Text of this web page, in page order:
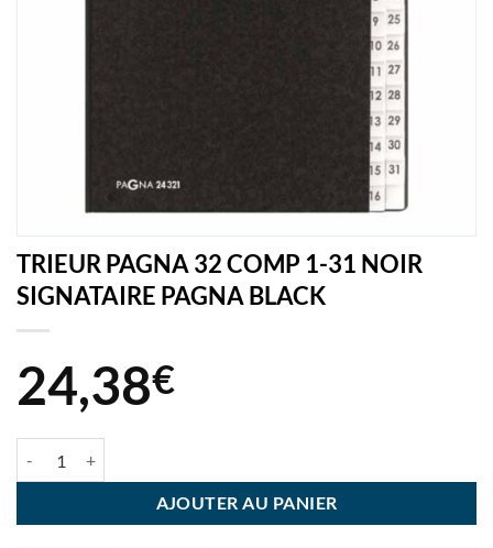
TRIEUR PAGNA 32 COMP 1-31 NOIR
SIGNATAIRE PAGNA BLACK
24,38€
AJOUTER AU PANIER